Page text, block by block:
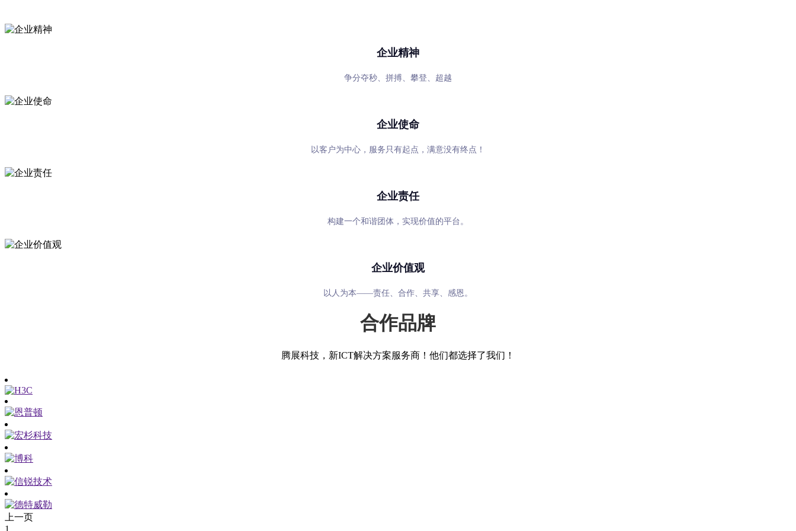
企业精神
争分夺秒、拼搏、攀登、超越
企业使命
以客户为中心，服务只有起点，满意没有终点！
企业责任
构建一个和谐团体，实现价值的平台。
企业价值观
以人为本——责任、合作、共享、感恩。
合作品牌
腾展科技，新ICT解决方案服务商！他们都选择了我们！
上一页
1